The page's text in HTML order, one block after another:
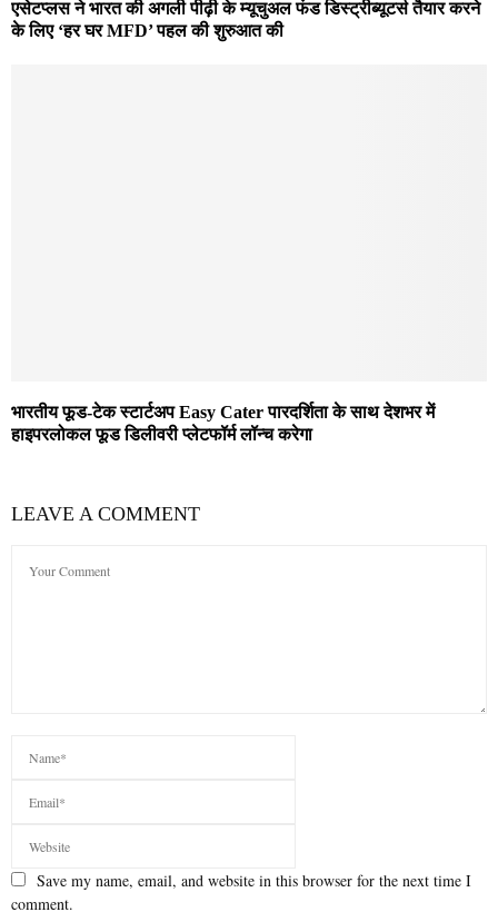
एसेटप्लस ने भारत की अगली पीढ़ी के म्यूचुअल फंड डिस्ट्रीब्यूटर्स तैयार करने
के लिए ‘हर घर MFD’ पहल की शुरुआत की
भारतीय फूड-टेक स्टार्टअप Easy Cater पारदर्शिता के साथ देशभर में
हाइपरलोकल फूड डिलीवरी प्लेटफॉर्म लॉन्च करेगा
LEAVE A COMMENT
Save my name, email, and website in this browser for the next time I
comment.